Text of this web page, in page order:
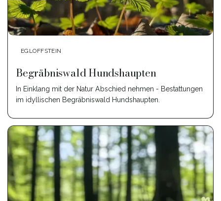
EGLOFFSTEIN
Begräbniswald Hundshaupten
In Einklang mit der Natur Abschied nehmen - Bestattungen
im idyllischen Begräbniswald Hundshaupten.